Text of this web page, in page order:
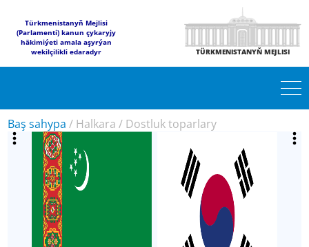
Türkmenistanyň Mejlisi
(Parlamenti) kanun çykaryjy
häkimiýeti amala aşyrýan
wekilçilikli edaradyr
TÜRKMENISTANYŇ MEJLISI
Baş sahypa / Halkara / Dostluk toparlary